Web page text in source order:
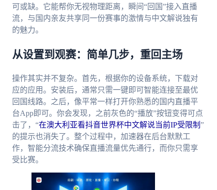
可或缺。它能帮你无视物理距离，瞬间“回国”接入直播
流，与国内亲友共享同一份赛事的激情与中文解说独有
的魅力。
从设置到观赛：简单几步，重回主场
操作其实并不复杂。首先，根据你的设备系统，下载对
应的应用。安装后，通常只需一键即可智能连接至最优
回国线路。之后，像平常一样打开你熟悉的国内直播平
台App即可。你会发现，之前灰色的“播放”按钮变得可点
击了，“在澳大利亚看抖音世界杯中文解说当前IP受限制 ”
的提示也消失了。整个过程中，加速器在后台默默工
作，智能分流技术确保直播流量优先通行，而你只需享
受比赛。